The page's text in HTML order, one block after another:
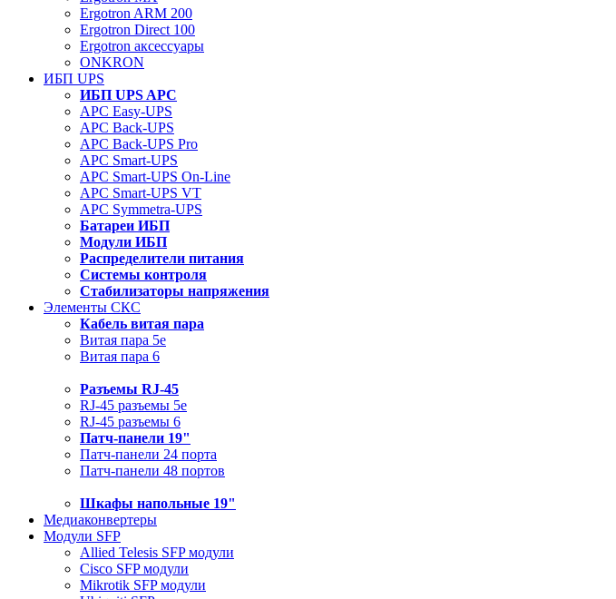
Ergotron ARM 200
Ergotron Direct 100
Ergotron аксессуары
ONKRON
ИБП UPS
ИБП UPS APC
APC Easy-UPS
APC Back-UPS
APC Back-UPS Pro
APC Smart-UPS
APC Smart-UPS On-Line
APC Smart-UPS VT
APC Symmetra-UPS
Батареи ИБП
Модули ИБП
Распределители питания
Системы контроля
Стабилизаторы напряжения
Элементы СКС
Кабель витая пара
Витая пара 5e
Витая пара 6
Разъемы RJ-45
RJ-45 разъемы 5e
RJ-45 разъемы 6
Патч-панели 19"
Патч-панели 24 порта
Патч-панели 48 портов
Шкафы напольные 19"
Медиаконвертеры
Модули SFP
Allied Telesis SFP модули
Cisco SFP модули
Mikrotik SFP модули